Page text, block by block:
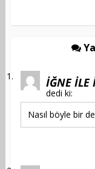
İĞNE İLE
dedi ki:
Nasıl böyle bir